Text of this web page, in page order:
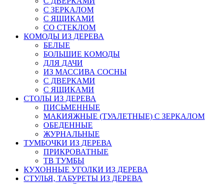
С ЗЕРКАЛОМ
С ЯЩИКАМИ
СО СТЕКЛОМ
КОМОДЫ ИЗ ДЕРЕВА
БЕЛЫЕ
БОЛЬШИЕ КОМОДЫ
ДЛЯ ДАЧИ
ИЗ МАССИВА СОСНЫ
С ДВЕРКАМИ
С ЯЩИКАМИ
СТОЛЫ ИЗ ДЕРЕВА
ПИСЬМЕННЫЕ
МАКИЯЖНЫЕ (ТУАЛЕТНЫЕ) С ЗЕРКАЛОМ
ОБЕДЕННЫЕ
ЖУРНАЛЬНЫЕ
ТУМБОЧКИ ИЗ ДЕРЕВА
ПРИКРОВАТНЫЕ
ТВ ТУМБЫ
КУХОННЫЕ УГОЛКИ ИЗ ДЕРЕВА
СТУЛЬЯ, ТАБУРЕТЫ ИЗ ДЕРЕВА